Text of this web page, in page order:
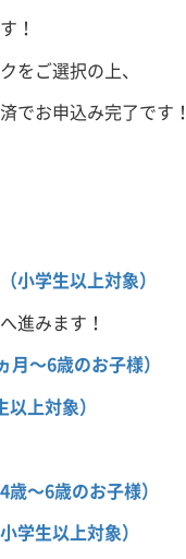
！
をご選択の上、
でお申込み完了です！
小学生以上対象）
進みます！
～6歳のお子様）
上対象）
～6歳のお子様）
学生以上対象）